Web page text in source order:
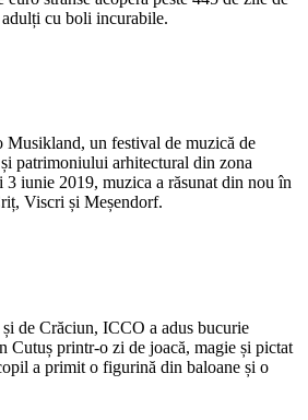
cu boli incurabile.
un festival de muzică de
patrimoniului arhitectural din zona
iunie 2019, muzica a răsunat din nou în
Viscri și Meșendorf.
și de Crăciun, ICCO a adus bucurie
Cutuș printr-o zi de joacă, magie și pictat
a primit o figurină din baloane și o